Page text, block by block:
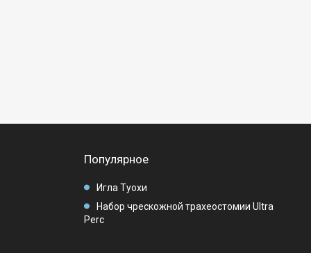
Популярное
Игла Туохи
Набор чрескожной трахеостомии Ultra
Perc